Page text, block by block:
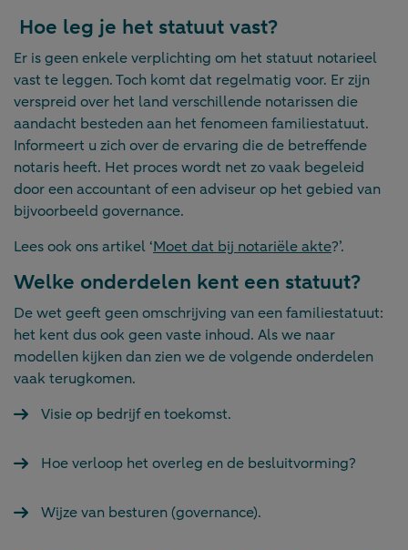
Hoe leg je het statuut vast?
Er is geen enkele verplichting om het statuut notarieel
vast te leggen. Toch komt dat regelmatig voor. Er zijn
verspreid over het land verschillende notarissen die
aandacht besteden aan het fenomeen familiestatuut.
Informeert u zich over de ervaring die de betreffende
notaris heeft. Het proces wordt net zo vaak begeleid
door een accountant of een adviseur op het gebied van
bijvoorbeeld governance.
Lees ook ons artikel ‘Moet dat bij notariële akte?’.
Welke onderdelen kent een statuut?
De wet geeft geen omschrijving van een familiestatuut:
het kent dus ook geen vaste inhoud. Als we naar
modellen kijken dan zien we de volgende onderdelen
vaak terugkomen.
Visie op bedrijf en toekomst.
Hoe verloop het overleg en de besluitvorming?
Wijze van besturen (governance).